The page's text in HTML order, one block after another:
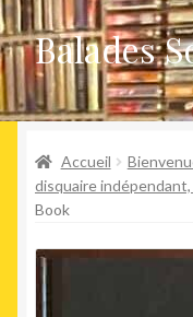
Aller
à
la
navigation
Aller
au
contenu
Balades
Boutique
Nouveaux arrivages
Précommandes
Agenda
Accueil
disquaire
Book